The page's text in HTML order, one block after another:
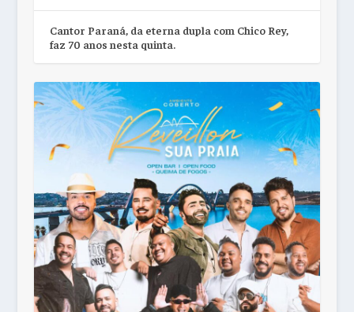
Cantor Paraná, da eterna dupla com Chico Rey,
faz 70 anos nesta quinta.